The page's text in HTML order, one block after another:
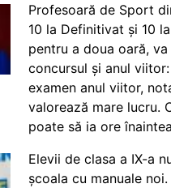
Profesoară de Sport
10 la Definitivat și 10
pentru a doua oară, va
concursul și anul
examen anul viitor,
valorează mare lucru.
poate să ia ore
Elevii de clasa a IX-a
școala cu manuale